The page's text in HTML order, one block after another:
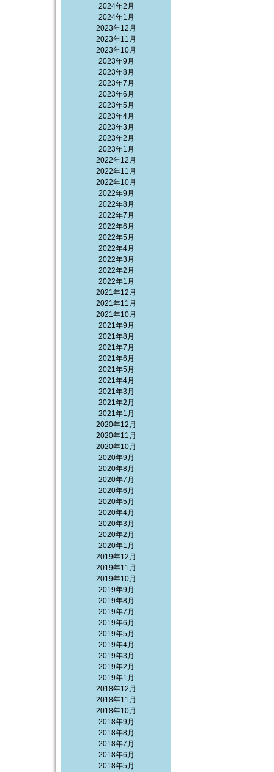
2024年2月
2024年1月
2023年12月
2023年11月
2023年10月
2023年9月
2023年8月
2023年7月
2023年6月
2023年5月
2023年4月
2023年3月
2023年2月
2023年1月
2022年12月
2022年11月
2022年10月
2022年9月
2022年8月
2022年7月
2022年6月
2022年5月
2022年4月
2022年3月
2022年2月
2022年1月
2021年12月
2021年11月
2021年10月
2021年9月
2021年8月
2021年7月
2021年6月
2021年5月
2021年4月
2021年3月
2021年2月
2021年1月
2020年12月
2020年11月
2020年10月
2020年9月
2020年8月
2020年7月
2020年6月
2020年5月
2020年4月
2020年3月
2020年2月
2020年1月
2019年12月
2019年11月
2019年10月
2019年9月
2019年8月
2019年7月
2019年6月
2019年5月
2019年4月
2019年3月
2019年2月
2019年1月
2018年12月
2018年11月
2018年10月
2018年9月
2018年8月
2018年7月
2018年6月
2018年5月